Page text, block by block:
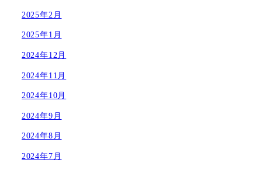
2025年2月
2025年1月
2024年12月
2024年11月
2024年10月
2024年9月
2024年8月
2024年7月